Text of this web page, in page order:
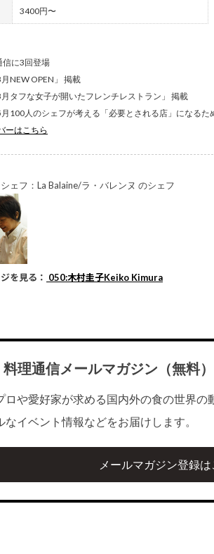
3400円〜
信に3回登場
月NEW OPEN」 掲載
月タフな女子が開いたフレンチレストラン」 掲載
月100人のシェフが考える「必要とされる店」になるた
ーはこちら
ェフ：La Balaine/ラ・バレンヌ のシェフ
を見る： 050:木村圭子Keiko Kimura
料理通信メールマガジン（無料
ロや愛好家が求める国内外の食の世界の
なイベント情報などをお届けします。
メールマガジン登録は